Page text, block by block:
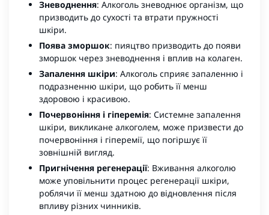
Зневоднення: Алкоголь зневоднює організм, що
призводить до сухості та втрати пружності
шкіри.
Поява зморшок: пияцтво призводить до появи
зморшок через зневоднення і вплив на колаген.
Запалення шкіри: Алкоголь сприяє запаленню і
подразненню шкіри, що робить її менш
здоровою і красивою.
Почервоніння і гіперемія: Системне запалення
шкіри, викликане алкоголем, може призвести до
почервоніння і гіперемії, що погіршує її
зовнішній вигляд.
Пригнічення регенерації: Вживання алкоголю
може уповільнити процес регенерації шкіри,
роблячи її менш здатною до відновлення після
впливу різних чинників.